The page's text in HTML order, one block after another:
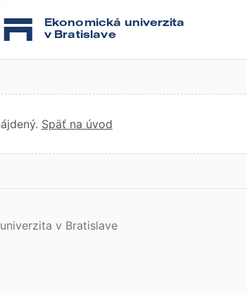
Ekonomická univerzita
v Bratislave
Späť na úvod
v Bratislave